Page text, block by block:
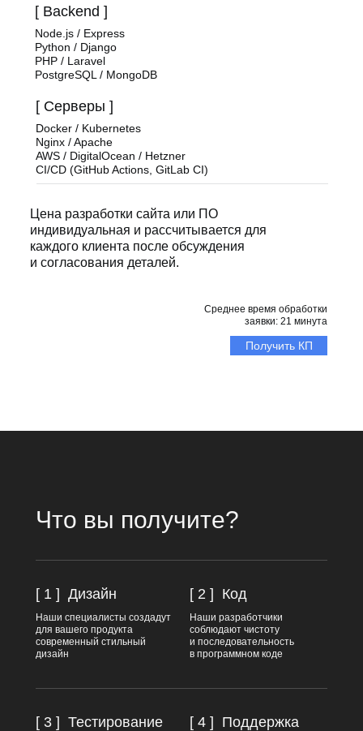
Среднее время обработки
заявки: 21 минута
Цена разработки сайта или ПО
индивидуальная и рассчитывается для
каждого клиента после обсуждения
и согласования деталей.
Node.js / Express
Python / Django
PHP / Laravel
PostgreSQL / MongoDB
[ Backend ]
[ Серверы ]
Docker / Kubernetes
Nginx / Apache
AWS / DigitalOcean / Hetzner
CI/CD (GitHub Actions, GitLab CI)
Получить КП
Что вы получите?
[ 1 ] Дизайн
Наши специалисты создадут
для вашего продукта
современный стильный
дизайн
[ 2 ] Код
Наши разработчики
соблюдают чистоту
и последовательность
в программном коде
[ 3 ] Тестирование [ 4 ] Поддержка